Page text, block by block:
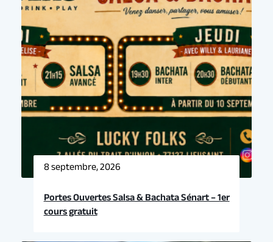
8 septembre, 2026
Portes Ouvertes Salsa & Bachata Sénart – 1er
cours gratuit